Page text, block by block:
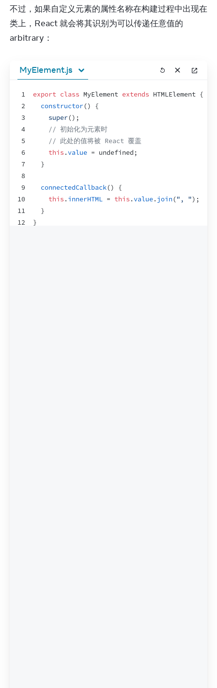
不过，如果自定义元素的属性名称在构建过程中出现在
类上，React 就会将其识别为可以传递任意值的
arbitrary：
MyElement.js
1
2
3
4
5
6
7
8
9
10
11
12
export class MyElement extends HTMLElement {
constructor()
{
super() ;
// 初始化为元素时
// 此处的值将被 React 覆盖
this .value = undefined ;
}
connectedCallback()
{
this . innerHTML = this .value. join(", ") ;
}
}